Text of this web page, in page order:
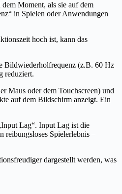
Moment, als sie auf dem
in Spielen oder Anwendungen
hoch ist, kann das
Bildwiederholfrequenz (z.B. 60 Hz
reduziert.
Maus oder dem Touchscreen) und
auf dem Bildschirm anzeigt. Ein
Lag“. Input Lag ist die
Spielerlebnis –
dargestellt werden, was